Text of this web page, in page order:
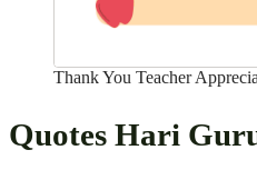
Thank You Teacher
Quotes Hari